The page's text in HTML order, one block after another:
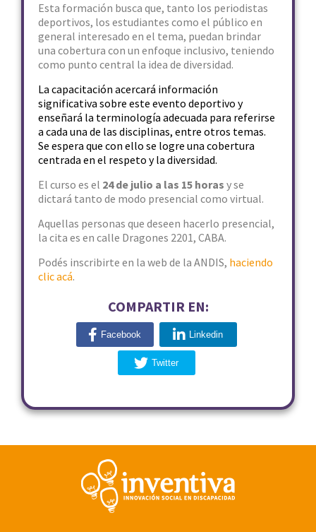
Esta formación busca que, tanto los periodistas
deportivos, los estudiantes como el público en
general interesado en el tema, puedan brindar
una cobertura con un enfoque inclusivo, teniendo
como punto central la idea de diversidad.
La capacitación acercará información
significativa sobre este evento deportivo y
enseñará la terminología adecuada para referirse
a cada una de las disciplinas, entre otros temas.
Se espera que con ello se logre una cobertura
centrada en el respeto y la diversidad.
El curso es el 24 de julio a las 15 horas y se
dictará tanto de modo presencial como virtual.
Aquellas personas que deseen hacerlo presencial,
la cita es en calle Dragones 2201, CABA.
Podés inscribirte en la web de la ANDIS, haciendo
clic acá.
COMPARTIR EN:
Facebook Linkedin
Twitter